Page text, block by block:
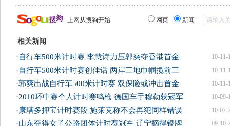
上网从搜狗开始 网页 新闻
相关新闻
10-11-
·自行车500米计时赛 李慧诗力压郭爽夺香港首金
10-11-
·自行车500米计时赛创佳话 两岸三地巾帼揽前三
10-11-
·郭爽出战自行车500米计时赛 双保险或冲击首金
10-09-
·2010环中赛个人计时赛鸣枪 德国车手穆勒获冠军
10-07-
·康塔多押宝计时赛段 施莱克称不会再犯同样错误
09-10-
·山东夺得女子公路团体计时赛冠军 辽宁摘得银牌